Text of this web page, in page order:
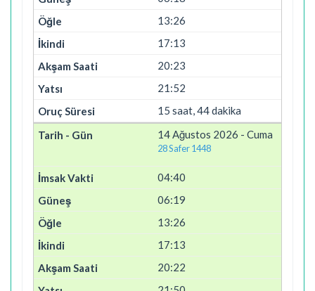
13:26
17:13
20:23
21:52
15 saat, 44 dakika
14 Ağustos 2026 - Cuma
28 Safer 1448
04:40
06:19
13:26
17:13
20:22